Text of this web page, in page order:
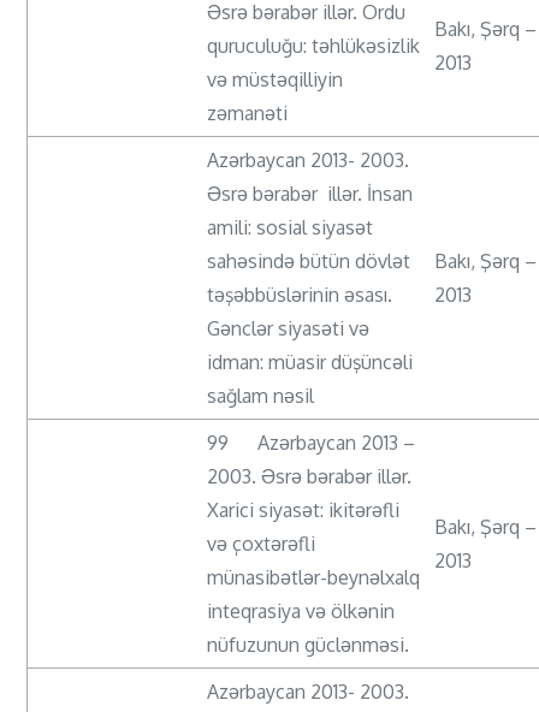
Əsrə bərabər illər. Ordu
quruculuğu: təhlükəsizlik
və müstəqilliyin
zəmanəti
Bakı, Şərq
2013
Azərbaycan 2013- 2003.
Əsrə bərabər illər. İnsan
amili: sosial siyasət
sahəsində bütün dövlət
təşəbbüslərinin əsası.
Gənclər siyasəti və
idman: müasir düşüncəli
sağlam nəsil
Bakı, Şərq
2013
99 Azərbaycan 2013 –
2003. Əsrə bərabər illər.
Xarici siyasət: ikitərəfli
və çoxtərəfli
münasibətlər-beynəlxalq
inteqrasiya və ölkənin
nüfuzunun güclənməsi.
Bakı, Şərq
2013
Azərbaycan 2013- 2003.